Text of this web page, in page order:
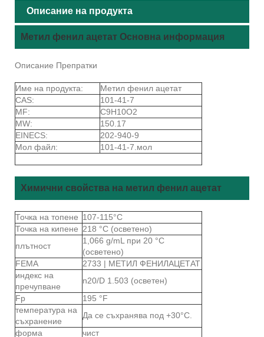
Описание на продукта
Метил фенил ацетат Основна информация
Описание Препратки
Име на продукта:
Метил фенил ацетат
CAS:
101-41-7
MF:
C9H10O2
MW:
150.17
EINECS:
202-940-9
Мол файл:
101-41-7.мол
Химични свойства на метил фенил ацетат
Точка на топене 107-115°С
Точка на кипене 218 °C (осветено)
плътност
1,066 g/mL при 20 °C
(осветено)
FEMA
2733 | МЕТИЛ ФЕНИЛАЦЕТАТ
индекс на
пречупване
n20/D 1.503 (осветен)
Fp
195 °F
температура на
съхранение
Да се ​​съхранява под +30°C.
форма
чист